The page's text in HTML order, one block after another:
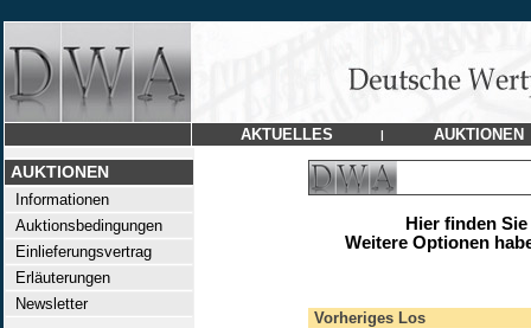
AKTUELLES | AUKTIONEN
AUKTIONEN
Informationen
Auktionsbedingungen
Einlieferungsvertrag
Erläuterungen
Newsletter
Hier finden
Weitere Optionen
Vorheriges Los